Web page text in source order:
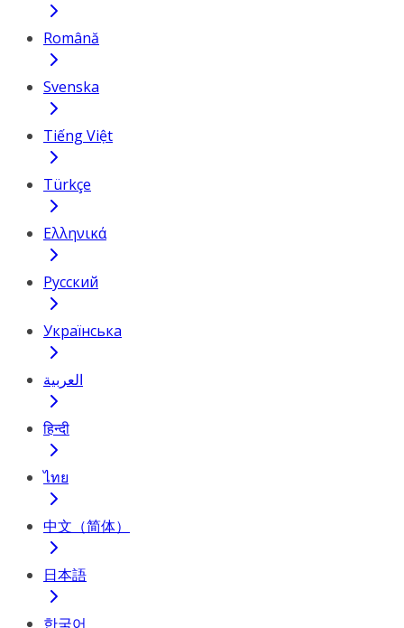
Română
Svenska
Tiếng Việt
Türkçe
Ελληνικά
Русский
Українська
العربية
हिन्दी
ไทย
中文（简体）
日本語
한국어